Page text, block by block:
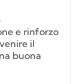
e rinforzo
il
buona